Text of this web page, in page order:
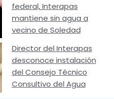
federal, Interapas
mantiene sin agua a
vecino de Soledad
Director del Interapas
desconoce instalación
del Consejo Técnico
Consultivo del Agua